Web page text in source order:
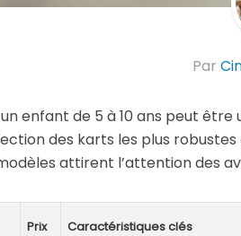
Par
enfant de 5 à 10 ans peut
des karts les plus
attirent l’attention des
Prix Caractéristiques clés